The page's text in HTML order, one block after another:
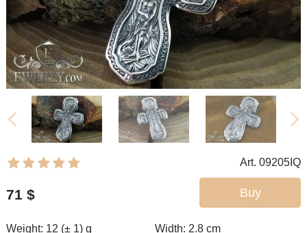
Art. 09205IQ
Buy
71 $
Weight: 12 (± 1) g Width: 2.8cm